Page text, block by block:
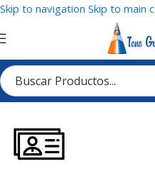
Skip to navigation Skip to main
Inicio/Tienda/